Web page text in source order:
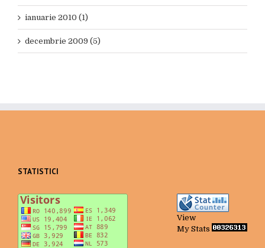
ianuarie 2010 (1)
decembrie 2009 (5)
STATISTICI
View
My Stats